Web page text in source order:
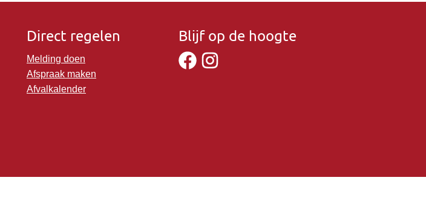
Direct regelen
Melding doen
Afspraak maken
Afvalkalender
Blijf op de hoogte